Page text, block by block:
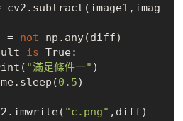
=
not np.any(diff)
is True:
print(
"滿足條件一" )
time.sleep(
0.5)
cv2.imwrite(
"c.png" ,diff)